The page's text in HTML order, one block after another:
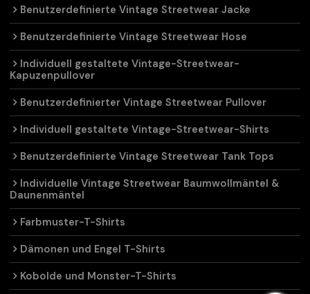
Benutzerdefinierte Vintage Streetwear Jacke
Benutzerdefinierte Vintage Streetwear Hose
Individuell gestaltete Vintage-Streetwear-
Kapuzenpullover
Benutzerdefinierter Vintage Streetwear Pullover
Individuell gestaltete Vintage-Streetwear-Shirts
Benutzerdefinierte Vintage Streetwear Tank Tops
Individuelle Vintage Streetwear Baumwollmäntel &
Daunenmäntel
Farbmuster-T-Shirts
Dämonen und Engel T-Shirts
Kobolde und Monster-T-Shirts